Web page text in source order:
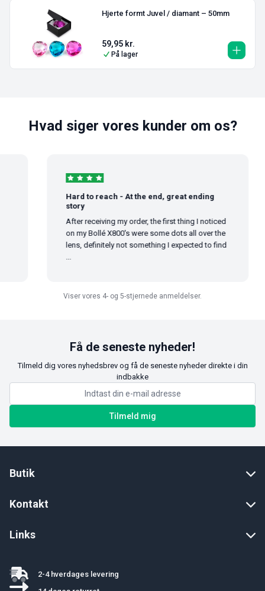
Hjerte formt Juvel / diamant – 50mm
59,95 kr.
På lager
Hvad siger vores kunder om os?
Hard to reach - At the end, great ending
story
After receiving my order, the first thing I noticed
on my Bollé X800's were some dots all over the
lens, definitely not something I expected to find
Viser vores 4- og 5-stjernede anmeldelser.
Få de seneste nyheder!
Tilmeld dig vores nyhedsbrev og få de seneste nyheder direkte i din
indbakke
Tilmeld mig
Butik
Kontakt
Links
2-4 hverdages levering